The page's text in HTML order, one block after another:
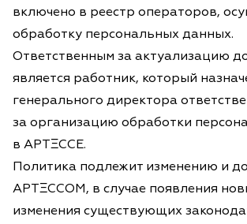
включено в реестр операторов,
обработку персональных данных.
Ответственным за актуализацию
является работник, который
генерального директора
за организацию обработки
в АРТΞССЕ.
Политика подлежит изменению и
АРТΞССОМ, в случае появления
изменения существующих